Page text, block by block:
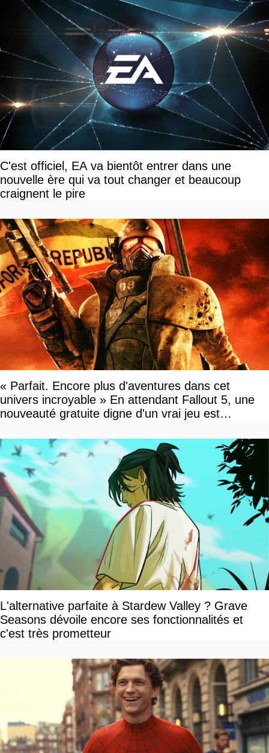
C'est officiel, EA va bientôt entrer dans une
nouvelle ère qui va tout changer et beaucoup
craignent le pire
« Parfait. Encore plus d'aventures dans cet
univers incroyable » En attendant Fallout 5, une
nouveauté gratuite digne d'un vrai jeu est
L'alternative parfaite à Stardew Valley ? Grave
Seasons dévoile encore ses fonctionnalités et
c'est très prometteur